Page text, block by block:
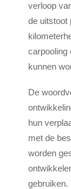
verloop
de uitstoot
carpooling
kunnen
De
hun
met de
worden
gebruiken.